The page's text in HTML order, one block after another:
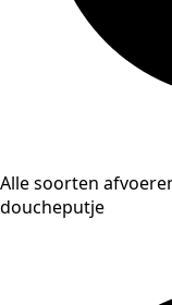
Alle soorten
doucheputje